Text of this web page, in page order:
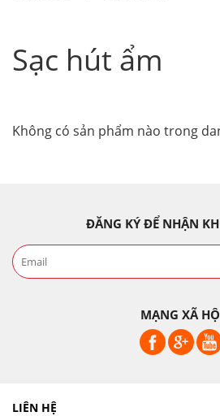
Sạc hút ẩm
Không có sản phẩm nào trong
ĐĂNG KÝ ĐỂ NHẬN
MẠNG XÃ
LIÊN HỆ